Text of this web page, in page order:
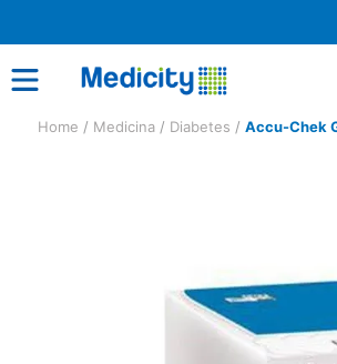
Medicina Diabetes Accu-Chek